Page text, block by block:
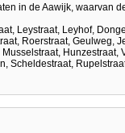
in de Aawijk, waarvan
Leystraat, Leyhof,
Roerstraat, Geulweg,
Hunzestraat,
Scheldestraat,